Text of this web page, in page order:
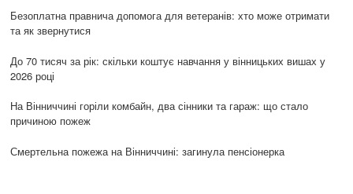
Безоплатна правнича допомога для ветеранів: хто може отримати
та як звернутися
До 70 тисяч за рік: скільки коштує навчання у вінницьких вишах у
2026 році
На Вінниччині горіли комбайн, два сінники та гараж: що стало
причиною пожеж
Смертельна пожежа на Вінниччині: загинула пенсіонерка